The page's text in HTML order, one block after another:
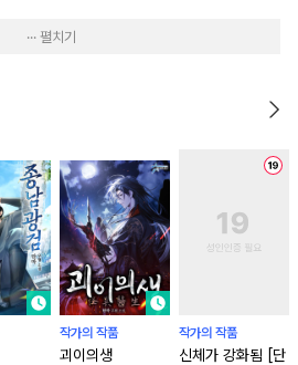
··· 펼치기
작가의 작품
괴이의생
작가의 작품
신체가 강화됨 [단